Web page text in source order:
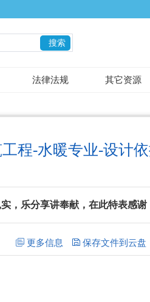
搜索
法律法规 其它资源
程-水暖专业-设计
，乐分享讲奉献，在此特表感谢